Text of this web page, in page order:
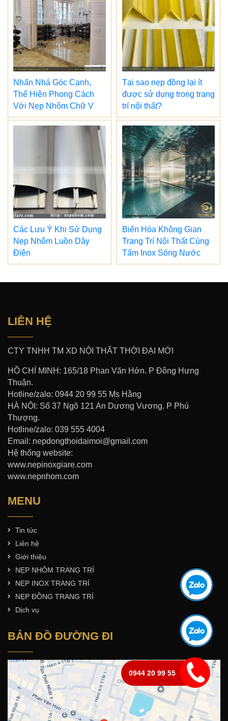
Nhấn Nhá Góc Cạnh,
Thể Hiện Phong Cách
Với Nẹp Nhôm Chữ V
Tại sao nẹp đồng lại ít
được sử dụng trong trang
trí nội thất?
Các Lưu Ý Khi Sử Dụng
Nẹp Nhôm Luồn Dây
Điện
Biến Hóa Không Gian
Trang Trí Nội Thất Cùng
Tấm Inox Sóng Nước
LIÊN HỆ
CTY TNHH TM XD NỘI THẤT THỜI ĐẠI MỚI
HỒ CHÍ MINH: 165/18 Phan Văn Hớn. P Đông Hưng
Thuận.
Hotline/zalo: 0944 20 99 55 Ms Hằng
HÀ NỘI: Số 37 Ngõ 121 An Dương Vương. P Phú
Thượng.
Hotline/zalo: 039 555 4004
Email: nepdongthoidaimoi@gmail.com
Hệ thống website:
www.nepinoxgiare.com
www.nepnhom.com
MENU
Tin tức
Liên hệ
Giới thiệu
NẸP NHÔM TRANG TRÍ
NẸP INOX TRANG TRÍ
NẸP ĐỒNG TRANG TRÍ
Dịch vụ
BẢN ĐỒ ĐƯỜNG ĐI
0944 20 99 55